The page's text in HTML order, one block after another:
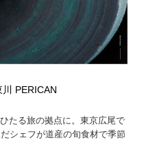
PERICAN
たる旅の拠点に。東京広尾で
シェフが道産の旬食材で季節